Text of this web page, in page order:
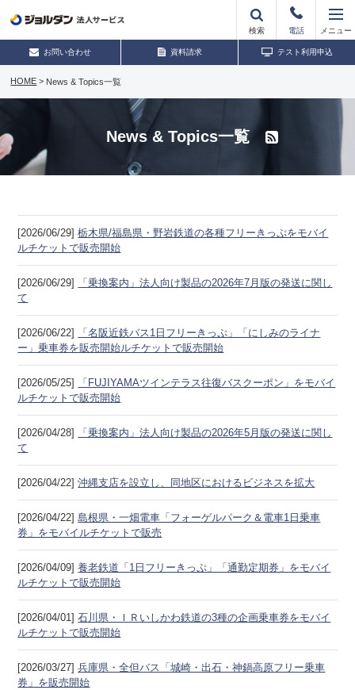
検索 電話 メニュー
お問い合わせ 資料請求 テスト利用申込
HOME > News & Topics一覧
News & Topics一覧
[2026/06/29]栃木県/福島県・野岩鉄道の各種フリーきっぷをモバイ
ルチケットで販売開始
[2026/06/29]
「乗換案内」法人向け製品の2026年7月版の発送に関し
て
[2026/06/22]
「名阪近鉄バス1日フリーきっぷ」「にしみのライナ
ー」乗車券を販売開始ルチケットで販売開始
[2026/05/25]
「FUJIYAMAツインテラス往復バスクーポン」をモバイ
ルチケットで販売開始
[2026/04/28]
「乗換案内」法人向け製品の2026年5月版の発送に関し
て
[2026/04/22]沖縄支店を設立し、同地区におけるビジネスを拡大
[2026/04/22]島根県・一畑電車「フォーゲルパーク＆電車1日乗車
券」をモバイルチケットで販売
[2026/04/09]養老鉄道「1日フリーきっぷ」「通勤定期券」をモバイ
ルチケットで販売開始
[2026/04/01]石川県・ＩＲいしかわ鉄道の3種の企画乗車券をモバイ
ルチケットで販売開始
[2026/03/27]兵庫県・全但バス「城崎・出石・神鍋高原フリー乗車
券」を販売開始